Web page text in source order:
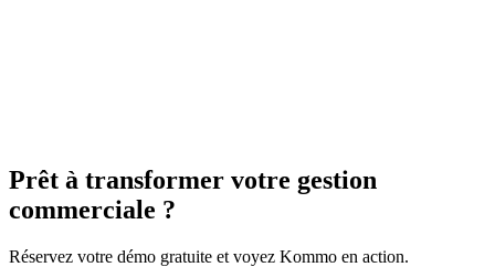
Demander un audit gratuit Discuter sur WhatsApp
Prêt à transformer votre gestion
commerciale ?
Réservez votre démo gratuite et voyez Kommo en action.